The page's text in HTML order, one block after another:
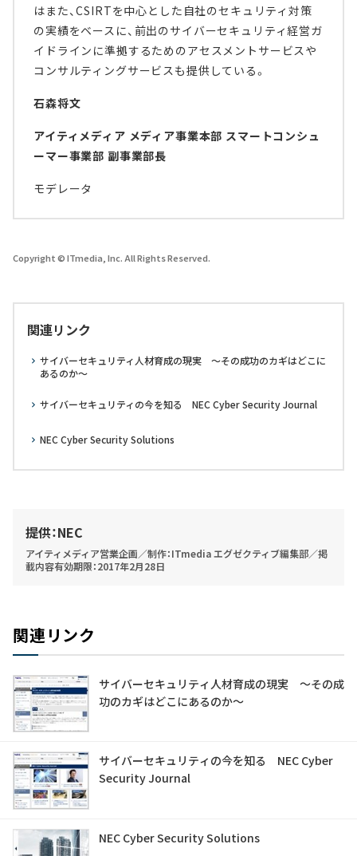
はまた、CSIRTを中心とした自社のセキュリティ対策
の実績をベースに、前出のサイバーセキュリティ経営ガ
イドラインに準拠するためのアセスメントサービスや
コンサルティングサービスも提供している。
石森将文
アイティメディア メディア事業本部 スマートコンシュ
ーマー事業部 副事業部長
モデレータ
Copyright © ITmedia, Inc. All Rights Reserved.
関連リンク
サイバーセキュリティ人材育成の現実 ～その成功のカギはどこに
あるのか～
サイバーセキュリティの今を知る NEC Cyber Security Journal
NEC Cyber Security Solutions
提供：NEC
アイティメディア営業企画／制作：ITmedia エグゼクティブ編集部／掲
載内容有効期限：2017年2月28日
関連リンク
サイバーセキュリティ人材育成の現実 〜その成
功のカギはどこにあるのか〜
サイバーセキュリティの今を知る NEC Cyber
Security Journal
NEC Cyber Security Solutions